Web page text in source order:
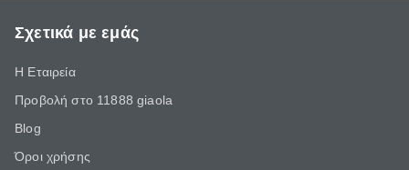
Σχετικά με εμάς
Η Εταιρεία
Προβολή στο 11888 giaola
Blog
Όροι χρήσης